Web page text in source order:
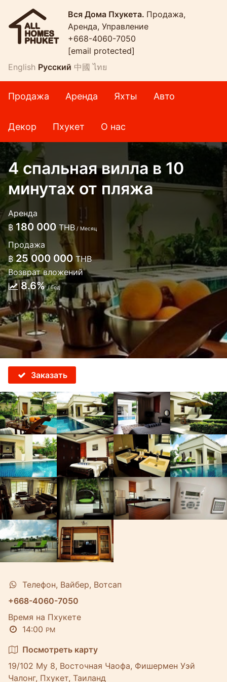
Вся Дома Пхукета. Продажа,
Аренда, Управление
+668-4060-7050
[email protected]
English Русский 中國 ไทย
Продажа Аренда Яхты Авто
Декор Пхукет О нас
4 спальная вилла в 10
минутах от пляжа
Аренда
฿ 180 000THB / Месяц
Продажа
฿ 25 000 000 THB
Возврат вложений
8.6%/ Год
Заказать
Телефон, Вайбер, Вотсап
+668-4060-7050
Время на Пхукете
14:00 PM
Посмотреть карту
19/102 Му 8, Восточная Чаофа, Фишермен Уэй
Чалонг, Пхукет, Таиланд